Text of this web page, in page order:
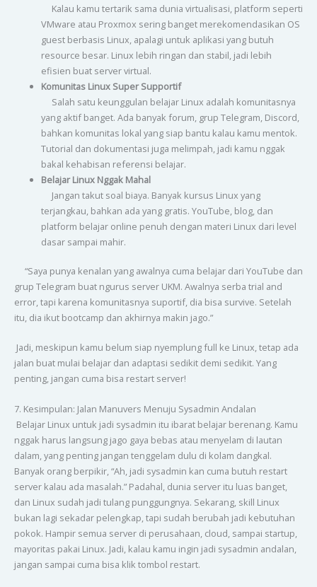
Kalau kamu tertarik sama dunia virtualisasi, platform seperti
VMware atau Proxmox sering banget merekomendasikan OS
guest berbasis Linux, apalagi untuk aplikasi yang butuh
resource besar. Linux lebih ringan dan stabil, jadi lebih
efisien buat server virtual.
Komunitas Linux Super Supportif
Salah satu keunggulan belajar Linux adalah komunitasnya
yang aktif banget. Ada banyak forum, grup Telegram, Discord,
bahkan komunitas lokal yang siap bantu kalau kamu mentok.
Tutorial dan dokumentasi juga melimpah, jadi kamu nggak
bakal kehabisan referensi belajar.
Belajar Linux Nggak Mahal
Jangan takut soal biaya. Banyak kursus Linux yang
terjangkau, bahkan ada yang gratis. YouTube, blog, dan
platform belajar online penuh dengan materi Linux dari level
dasar sampai mahir.
“Saya punya kenalan yang awalnya cuma belajar dari YouTube dan
grup Telegram buat ngurus server UKM. Awalnya serba trial and
error, tapi karena komunitasnya suportif, dia bisa survive. Setelah
itu, dia ikut bootcamp dan akhirnya makin jago.”
Jadi, meskipun kamu belum siap nyemplung full ke Linux, tetap ada
jalan buat mulai belajar dan adaptasi sedikit demi sedikit. Yang
penting, jangan cuma bisa restart server!
7. Kesimpulan: Jalan Manuvers Menuju Sysadmin Andalan
Belajar Linux untuk jadi sysadmin itu ibarat belajar berenang. Kamu
nggak harus langsung jago gaya bebas atau menyelam di lautan
dalam, yang penting jangan tenggelam dulu di kolam dangkal.
Banyak orang berpikir, “Ah, jadi sysadmin kan cuma butuh restart
server kalau ada masalah.” Padahal, dunia server itu luas banget,
dan Linux sudah jadi tulang punggungnya. Sekarang, skill Linux
bukan lagi sekadar pelengkap, tapi sudah berubah jadi kebutuhan
pokok. Hampir semua server di perusahaan, cloud, sampai startup,
mayoritas pakai Linux. Jadi, kalau kamu ingin jadi sysadmin andalan,
jangan sampai cuma bisa klik tombol restart.